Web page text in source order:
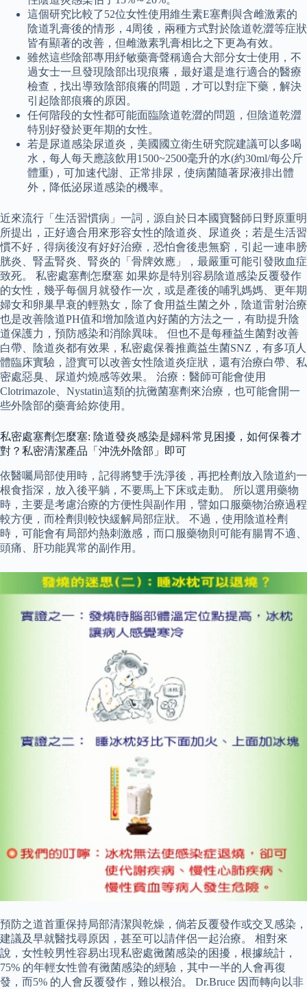
這個研究比較了52位女性使用維生素E塞劑與含雌激素的
陰道乳膏後的情形，4周後，兩種方式對於陰道乾澀等症狀
皆有顯著的改善，但雌激素乳膏相比之下更為有效。
雖然這些陰部專用紓敏藥膏聲稱適合大部分女士使用，不
過女士一旦發現陰部出現痕癢，最好還是進行適合的醫療
檢查，找出導致陰部痕癢的問題，才可以對症下藥，解決
引起陰部痕癢的原因。
任何階段的女性都可能面臨陰道乾澀的問題，但陰道乾澀
特別好發於更年期的女性。
若是尿道感染尿道炎，美國國立衛生研究院建議可以多喝
水，每人每天應該飲用1500~2500毫升的水(約30ml/每公斤
體重)，可加速代謝、正常排尿，使病菌隨著尿液排出體
外，降低泌尿道感染的機率。
近來流行「生活習慣病」一詞，源自於日本國寶醫師日野原重明
所提出，正好適合用來形容女性的陰道炎、尿道炎；若是生活習
慣不好，得病後沒有好好治療，恐怕會後患無窮，引起一連串膀
胱炎、腎盂腎炎、腎炎的「骨牌效應」，最嚴重可能引發敗血症
致死。 私密處塞劑怎麼塞 如果妳是特別容易陰道感染反覆發作
的女性，幾乎每個月就發作一次，或是產後的哺乳媽媽、更年期
婦女和卵巢早衰的輕熟女，除了食用益生菌之外，陰道雷射治療
也是改善陰道PH值和增加陰道內好菌的方法之一，有助提升陰
道保護力，預防感染和消除異味。 但也不是每種益生菌對改善
白帶、陰道炎都有效果，私密處保養推薦益生菌SNZ，有多項人
體臨床實驗，證實可以改善女性陰道炎症狀，還有治療白帶、私
密處惡臭、尿道灼燒感等效果。 治療：醫師可能會使用
Clotrimazole、Nystatin這類的抗黴菌塞劑來治療，也可能會開一
些外陰部的藥膏給妳使用。
私密處塞劑怎麼塞: 陰道發炎感染是婦科常見困擾，如何保養才
對？私密清潔產品「沖洗外陰部」即可
依醫囑局部使用時，記得將雙手洗淨後，再把栓劑放入陰道約一
根食指深，放入後平躺，不要馬上下床或走動。 所以選用藥物
時，主要是考慮治療的方便性與副作用，譬如口服藥物治療過程
較方便，而栓劑則較快緩解局部症狀。 不過，使用陰道栓劑
時，可能會有局部灼熱刺激感，而口服藥物則可能有腸胃不適、
頭痛、肝功能異常的副作用。
預防之道首重保持局部清潔與乾燥，倘若反覆發作或交叉感染，
建議及早就醫找尋原因，甚至可以請伴侶一起治療。 相對來
說，女性較男性容易出現私密處黴菌感染的困擾，根據統計，
75% 的年輕女性曾有黴菌感染的經驗，其中一半的人會再復
發，而5% 的人會反覆發作，難以根治。 Dr.Bruce 因而轉向以非